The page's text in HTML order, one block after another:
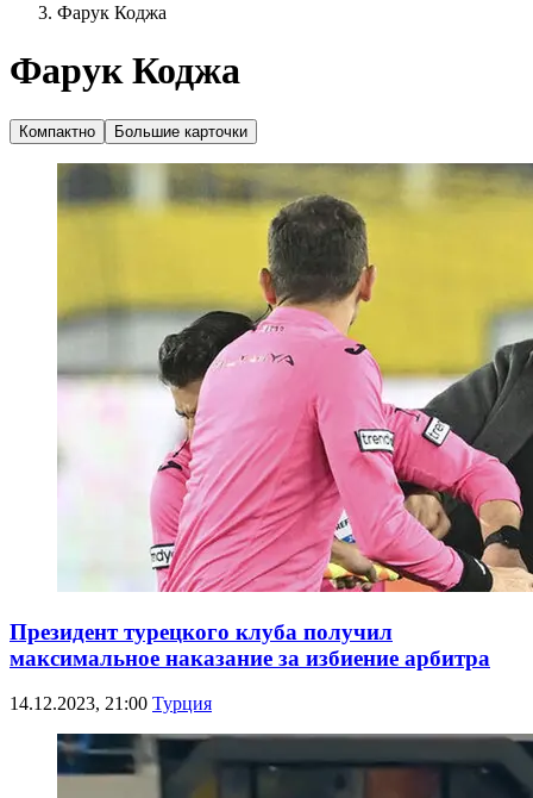
Фарук Коджа
Фарук Коджа
Компактно Большие карточки
Президент турецкого клуба получил
максимальное наказание за избиение арбитра
14.12.2023, 21:00 Турция